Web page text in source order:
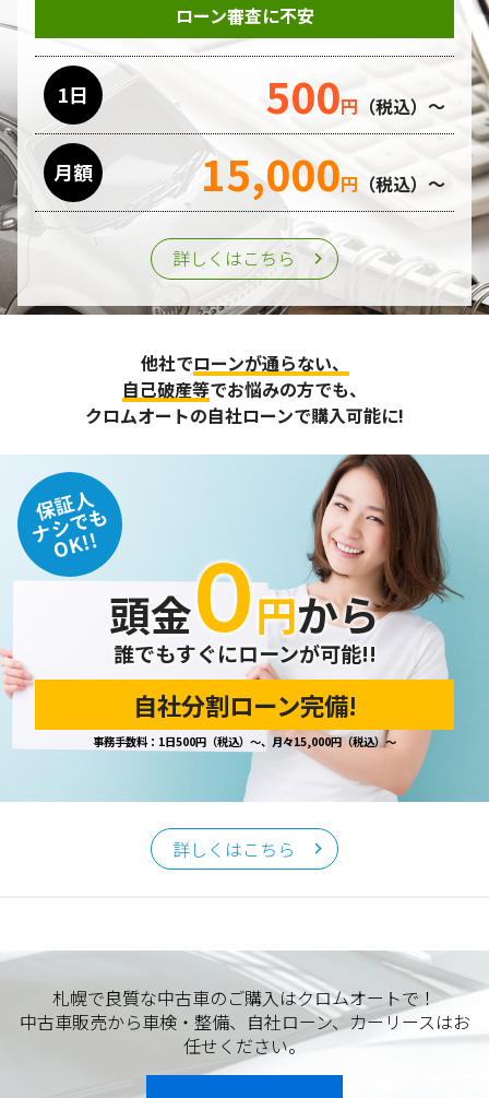
ローン審査に不安
1日 500円 （税込）～
月額 15,000円 （税込）～
詳しくはこちら
他社でローンが通らない、
自己破産等でお悩みの方でも、
クロムオートの自社ローンで購入可能に!
保証人
ナシでも
OK!!
頭金０円から
誰でもすぐにローンが可能!!
自社分割ローン完備!
事務手数料：1日500円（税込）～、月々15,000円（税込）～
詳しくはこちら
札幌で良質な中古車のご購入はクロムオートで！
中古車販売から車検・整備、自社ローン、カーリースはお
任せください。